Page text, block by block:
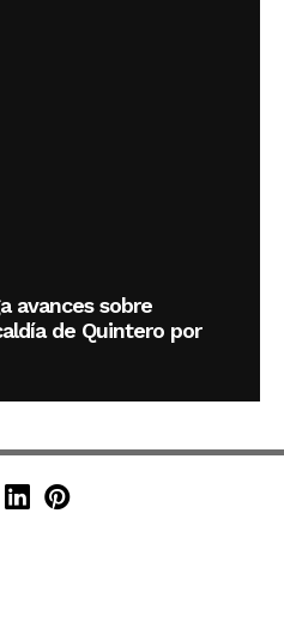
avances sobre
de Quintero por
Instagram
en X (Twitter)
en TikTok
de Minuto30 en
Minuto30 en LinkedIn
Minuto30 en